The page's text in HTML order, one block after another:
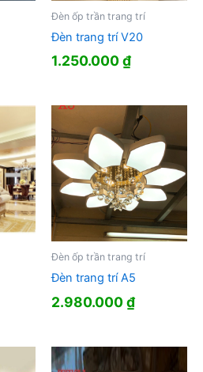
Đèn ốp trần trang trí
Đèn trang trí V20
1.250.000₫
Đèn ốp trần trang trí
Đèn trang trí A5
2.980.000₫